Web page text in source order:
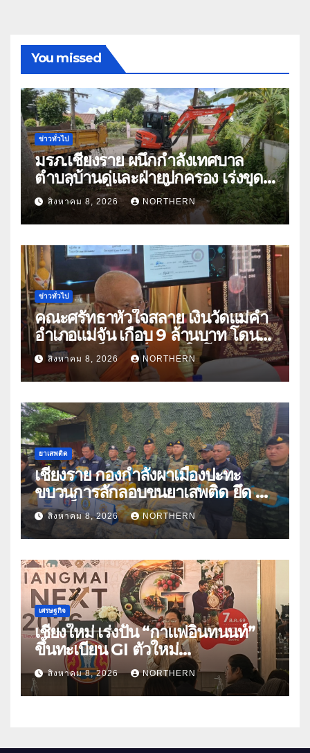
You missed
ข่าวทั่วไป
มรภ.เชียงราย ผนึกกำลังเทศบาล
ตำบลบ้านดู่และฝ่ายปกครอง เร่งขุด
ลอกสิ่งกีดขวางทางน้ำ ป้องกันและลด
ปัญหาน้ำท่วม
สิงหาคม 8, 2026 NORTHERN
ข่าวทั่วไป
คณะศรัทธาหัวใจสลาย เงินวัดแม่คำ
อำเภอแม่จัน เกือบ 9 ล้านบาท โดน
แก๊งคอลเซ็นเตอร์หลอกให้โอนข้าม
ปีกว่า 66 บัญชี
สิงหาคม 8, 2026 NORTHERN
ยาเสพติด
เชียงราย กองกำลังผาเมืองปะทะ
ขบวนการลักลอบขนยาเสพติด ยึด 2
ล้านเม็ด
สิงหาคม 8, 2026 NORTHERN
เศรษฐกิจ
เชียงใหม่ เร่งปั้น “กาแฟอินทนนท์”
ขึ้นทะเบียน GI ตัวใหม่
“CHIANGMAI GI NEXT 2026”
ติดอาวุธผู้ประกอบการ 100 ราย ดัน
สินค้าอัตลักษณ์สู่ตลาดพรีเมียม
สิงหาคม 8, 2026 NORTHERN